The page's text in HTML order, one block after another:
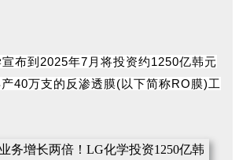
布到2025年7月将投资约1250亿韩元
40万支的反渗透膜(以下简称RO膜)工